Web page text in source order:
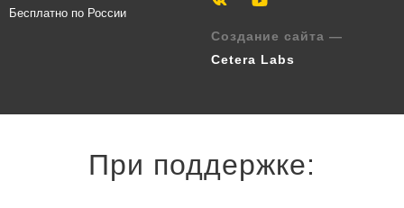
Бесплатно по России
Создание сайта —
Cetera Labs
При поддержке: